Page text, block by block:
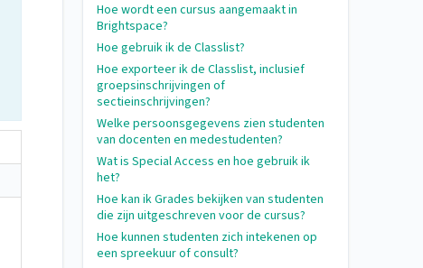
Hoe wordt een cursus aangemaakt in
Brightspace?
Hoe gebruik ik de Classlist?
Hoe exporteer ik de Classlist, inclusief
groepsinschrijvingen of
sectieinschrijvingen?
Welke persoonsgegevens zien studenten
van docenten en medestudenten?
Wat is Special Access en hoe gebruik ik
het?
Hoe kan ik Grades bekijken van studenten
die zijn uitgeschreven voor de cursus?
Hoe kunnen studenten zich intekenen op
een spreekuur of consult?